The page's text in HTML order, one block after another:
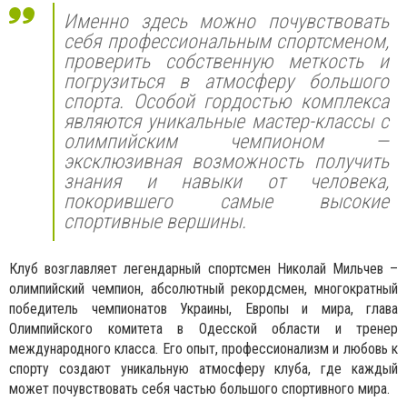
Именно здесь можно почувствовать
себя профессиональным спортсменом,
проверить собственную меткость и
погрузиться в атмосферу большого
спорта. Особой гордостью комплекса
являются уникальные мастер-классы с
олимпийским чемпионом —
эксклюзивная возможность получить
знания и навыки от человека,
покорившего самые высокие
спортивные вершины.
Клуб возглавляет легендарный спортсмен Николай Мильчев –
олимпийский чемпион, абсолютный рекордсмен, многократный
победитель чемпионатов Украины, Европы и мира, глава
Олимпийского комитета в Одесской области и тренер
международного класса. Его опыт, профессионализм и любовь к
спорту создают уникальную атмосферу клуба, где каждый
может почувствовать себя частью большого спортивного мира.